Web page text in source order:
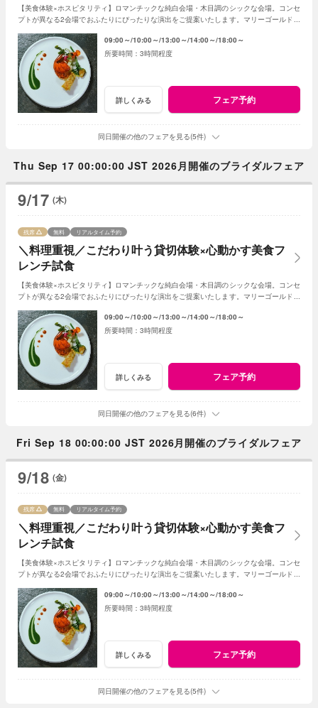
【美食体験×ホスピタリティ】ロマンチックな純白会場・木目調のシックな会場。コンセ
プトが異なる2会場でおふたりにぴったりな演出をご提案いたします。マリーゴールド名
09:00～ 10:00～ 13:00～ 14:00～ 18:00～
3時間程度
詳しくみる フェア予約
同日開催の他のフェアを見る(5件)
Thu Sep 17 00:00:00 JST 2026月開催のブライダルフェア
9/17 (木)
＼料理重視／こだわり叶う貸切体験×心動かす美食フ
レンチ試食
残席 無料 リアルタイム予約
【美食体験×ホスピタリティ】ロマンチックな純白会場・木目調のシックな会場。コンセ
プトが異なる2会場でおふたりにぴったりな演出をご提案いたします。マリーゴールド名
09:00～ 10:00～ 13:00～ 14:00～ 18:00～
3時間程度
詳しくみる フェア予約
同日開催の他のフェアを見る(6件)
Fri Sep 18 00:00:00 JST 2026月開催のブライダルフェア
9/18 (金)
＼料理重視／こだわり叶う貸切体験×心動かす美食フ
レンチ試食
残席 無料 リアルタイム予約
【美食体験×ホスピタリティ】ロマンチックな純白会場・木目調のシックな会場。コンセ
プトが異なる2会場でおふたりにぴったりな演出をご提案いたします。マリーゴールド名
09:00～ 10:00～ 13:00～ 14:00～ 18:00～
3時間程度
詳しくみる フェア予約
同日開催の他のフェアを見る(5件)